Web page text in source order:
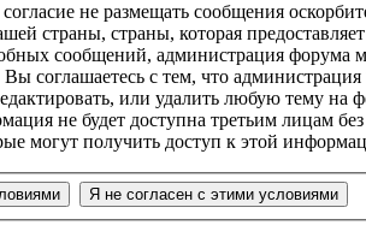
не размещать сообщения
страны, страны, которая
сообщений, администрация форума
Вы соглашаетесь с тем, что
или удалить любую тему
не будет доступна третьим лицам
могут получить доступ к этой